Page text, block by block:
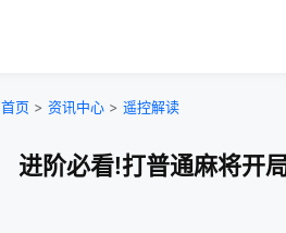
首页 > 资讯中心 > 遥控解读
进阶必看!打普通麻将开